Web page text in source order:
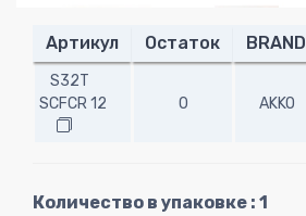
Артикул Остаток BRAND
S32T
SCFCR 12
0 AKKO
Количество в упаковке : 1